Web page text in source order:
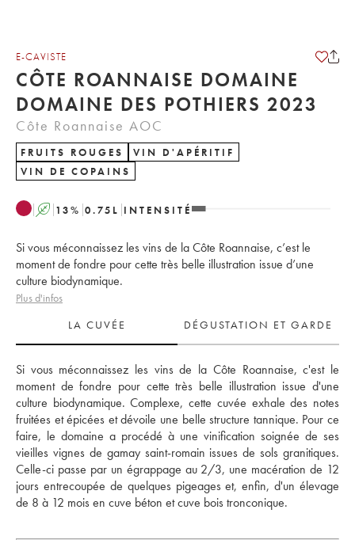
E-CAVISTE
CÔTE ROANNAISE DOMAINE
DOMAINE DES POTHIERS 2023
Côte Roannaise AOC
FRUITS ROUGES
VIN D'APÉRITIF
VIN DE COPAINS
A 13% 0.75 L INTENSITÉ
Si vous méconnaissez les vins de la Côte Roannaise, c’est le
moment de fondre pour cette très belle illustration issue d’une
culture biodynamique.
Plus d'infos
LA CUVÉE
DÉGUSTATION ET GARDE
Si vous méconnaissez les vins de la Côte Roannaise, c'est le
moment de fondre pour cette très belle illustration issue d'une
culture biodynamique. Complexe, cette cuvée exhale des notes
fruitées et épicées et dévoile une belle structure tannique. Pour ce
faire, le domaine a procédé à une vinification soignée de ses
vieilles vignes de gamay saint-romain issues de sols granitiques.
Celle-ci passe par un égrappage au 2/3, une macération de 12
jours entrecoupée de quelques pigeages et, enfin, d'un élevage
de 8 à 12 mois en cuve béton et cuve bois tronconique.